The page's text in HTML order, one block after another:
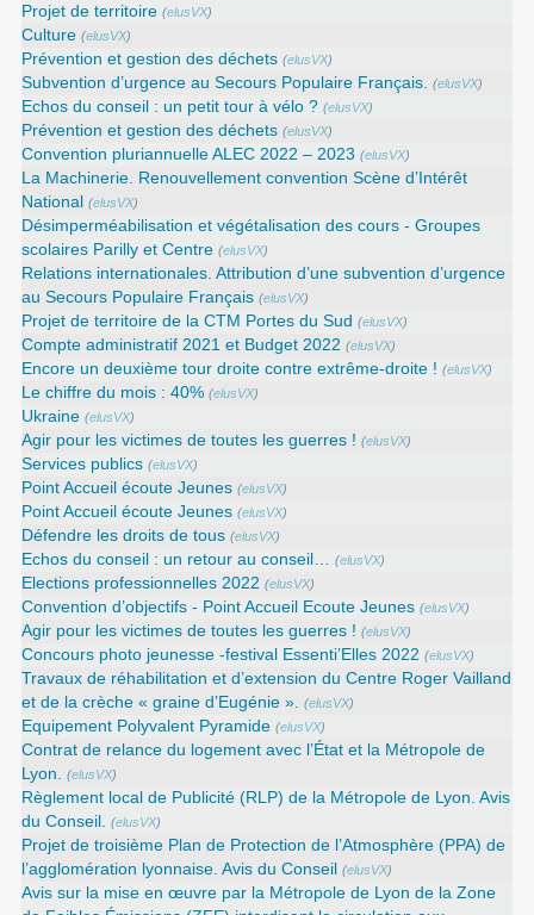
Projet de territoire (elusVX)
Culture (elusVX)
Prévention et gestion des déchets (elusVX)
Subvention d’urgence au Secours Populaire Français. (elusVX)
Echos du conseil : un petit tour à vélo ? (elusVX)
Prévention et gestion des déchets (elusVX)
Convention pluriannuelle ALEC 2022 – 2023 (elusVX)
La Machinerie. Renouvellement convention Scène d’Intérêt
National (elusVX)
Désimperméabilisation et végétalisation des cours - Groupes
scolaires Parilly et Centre (elusVX)
Relations internationales. Attribution d’une subvention d’urgence
au Secours Populaire Français (elusVX)
Projet de territoire de la CTM Portes du Sud (elusVX)
Compte administratif 2021 et Budget 2022 (elusVX)
Encore un deuxième tour droite contre extrême-droite ! (elusVX)
Le chiffre du mois : 40% (elusVX)
Ukraine (elusVX)
Agir pour les victimes de toutes les guerres ! (elusVX)
Services publics (elusVX)
Point Accueil écoute Jeunes (elusVX)
Point Accueil écoute Jeunes (elusVX)
Défendre les droits de tous (elusVX)
Echos du conseil : un retour au conseil… (elusVX)
Elections professionnelles 2022 (elusVX)
Convention d’objectifs - Point Accueil Ecoute Jeunes (elusVX)
Agir pour les victimes de toutes les guerres ! (elusVX)
Concours photo jeunesse -festival Essenti’Elles 2022 (elusVX)
Travaux de réhabilitation et d’extension du Centre Roger Vailland
et de la crèche « graine d’Eugénie ».
(elusVX)
Equipement Polyvalent Pyramide (elusVX)
Contrat de relance du logement avec l’État et la Métropole de
Lyon.
(elusVX)
Règlement local de Publicité (RLP) de la Métropole de Lyon. Avis
du Conseil.
(elusVX)
Projet de troisième Plan de Protection de l’Atmosphère (PPA) de
l’agglomération lyonnaise. Avis du Conseil (elusVX)
Avis sur la mise en œuvre par la Métropole de Lyon de la Zone